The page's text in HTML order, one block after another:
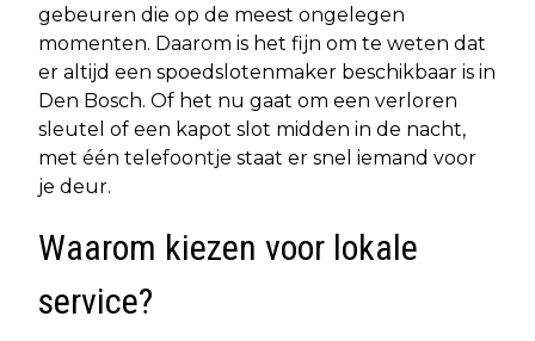
gebeuren die op de meest ongelegen
momenten. Daarom is het fijn om te weten dat
er altijd een spoedslotenmaker beschikbaar is in
Den Bosch. Of het nu gaat om een verloren
sleutel of een kapot slot midden in de nacht,
met één telefoontje staat er snel iemand voor
je deur.
Waarom kiezen voor lokale
service?